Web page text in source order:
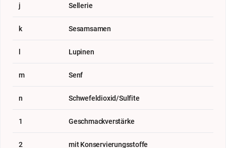
j Sellerie
k Sesamsamen
l Lupinen
m Senf
n Schwefeldioxid/Sulfite
1 Geschmackverstärke
2 mit Konservierungsstoffe